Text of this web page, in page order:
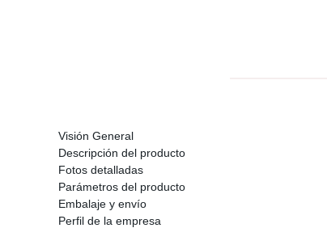
Visión General
Descripción del producto
Fotos detalladas
Parámetros del producto
Embalaje y envío
Perfil de la empresa